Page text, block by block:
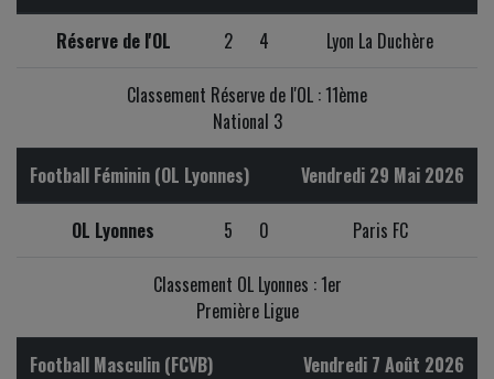
Réserve de l'OL 2 4 Lyon La Duchère
Classement Réserve de l'OL : 11ème
National 3
Football Féminin (OL Lyonnes) Vendredi 29 Mai 2026
OL Lyonnes 5 0 Paris FC
Classement OL Lyonnes : 1er
Première Ligue
Football Masculin (FCVB) Vendredi 7 Août 2026